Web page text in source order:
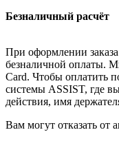
Безналичный расчёт
При оформлении
безналичной оплаты.
Card. Чтобы оплатить
системы ASSIST, где
действия, имя
Вам могут отказать от